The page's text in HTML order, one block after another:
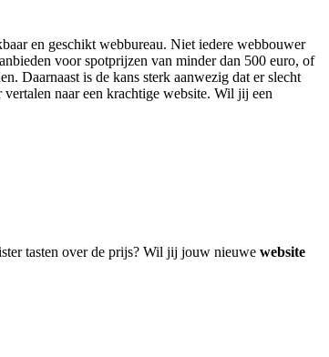
en geschikt webbureau. Niet iedere webbouwer
voor spotprijzen van minder dan 500 euro, of
Daarnaast is de kans sterk aanwezig dat er slecht
naar een krachtige website. Wil jij een
tasten over de prijs? Wil jij jouw nieuwe website